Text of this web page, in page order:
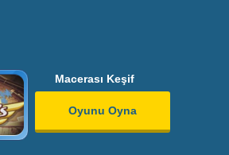
Macerası Keşif
Oyunu Oyna